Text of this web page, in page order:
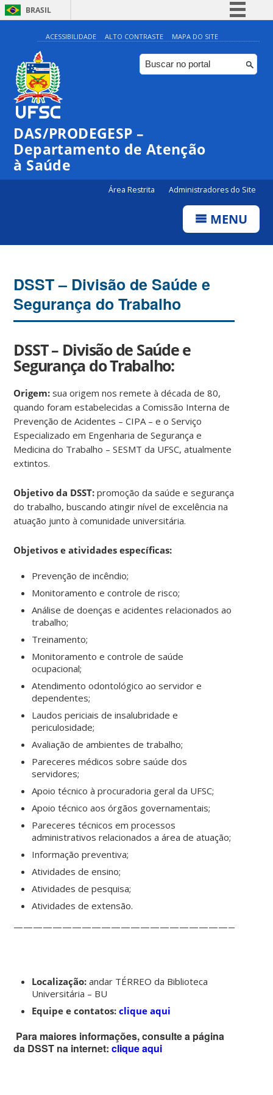
BRASIL
Simplifique!
Comunica BR
Participe
ACESSIBILIDADE ALTO CONTRASTE MAPA DO SITE
DAS/PRODEGESP –
Departamento de Atenção
à Saúde
Área Restrita Administradores do Site
MENU
DSST – Divisão de Saúde e
Segurança do Trabalho
DSST – Divisão de Saúde e
Segurança do Trabalho:
Origem:sua origem nos remete à década de 80,
quando foram estabelecidas a Comissão Interna de
Prevenção de Acidentes – CIPA – e o Serviço
Especializado em Engenharia de Segurança e
Medicina do Trabalho – SESMT da UFSC, atualmente
extintos.
Objetivo da DSST:promoção da saúde e segurança
do trabalho, buscando atingir nível de excelência na
atuação junto à comunidade universitária.
Objetivos e atividades específicas:
Prevenção de incêndio;
Monitoramento e controle de risco;
Análise de doenças e acidentes relacionados ao
trabalho;
Treinamento;
Monitoramento e controle de saúde
ocupacional;
Atendimento odontológico ao servidor e
dependentes;
Laudos periciais de insalubridade e
periculosidade;
Avaliação de ambientes de trabalho;
Pareceres médicos sobre saúde dos
servidores;
Apoio técnico à procuradoria geral da UFSC;
Apoio técnico aos órgãos governamentais;
Pareceres técnicos em processos
administrativos relacionados a área de atuação;
Informação preventiva;
Atividades de ensino;
Atividades de pesquisa;
Atividades de extensão.
—————————————————————————
Localização:andar TÉRREO da Biblioteca
Universitária – BU
Equipe e contatos:clique aqui
Para maiores informações, consulte a página
da DSST na internet: clique aqui